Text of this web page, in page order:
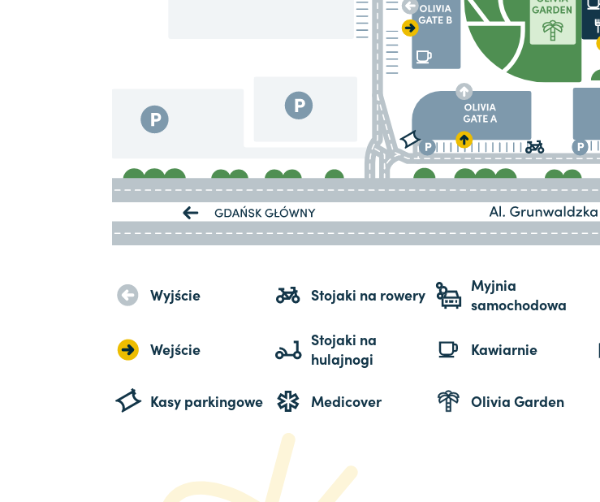
Wyjście Stojaki na rowery
Myjnia
samochodowa
Wejście
Stojaki na
hulajnogi
Kawiarnie
Kasy parkingowe Medicover Olivia Garden